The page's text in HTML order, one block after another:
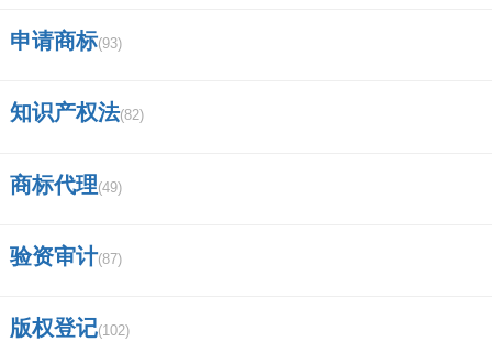
申请商标(93)
知识产权法(82)
商标代理(49)
验资审计(87)
版权登记(102)